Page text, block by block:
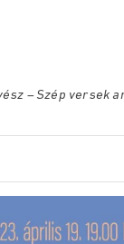
– Szép versek